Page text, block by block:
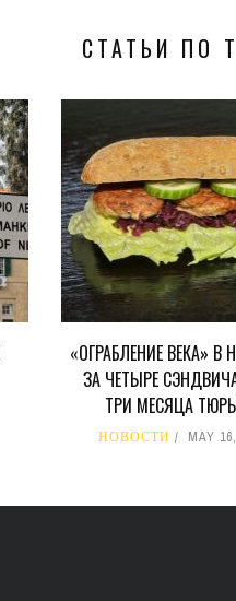
СТАТЬИ ПО
«ОГРАБЛЕНИЕ ВЕКА» В
ЗА ЧЕТЫРЕ
ТРИ МЕСЯЦА
НОВОСТИ MAY